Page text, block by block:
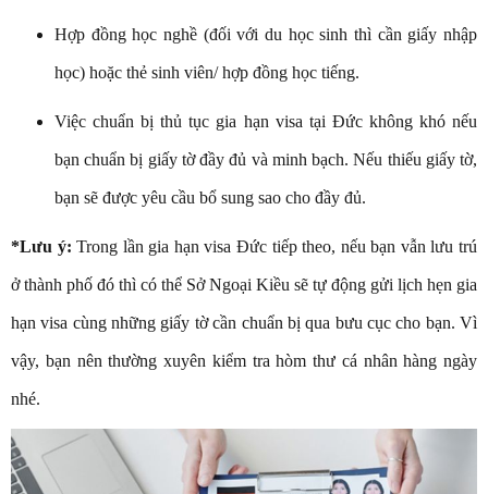
Hợp đồng học nghề (đối với du học sinh thì cần giấy nhập
học) hoặc thẻ sinh viên/ hợp đồng học tiếng.
Việc chuẩn bị thủ tục gia hạn visa tại Đức không khó nếu
bạn chuẩn bị giấy tờ đầy đủ và minh bạch. Nếu thiếu giấy tờ,
bạn sẽ được yêu cầu bổ sung sao cho đầy đủ.
*Lưu ý: Trong lần gia hạn visa Đức tiếp theo, nếu bạn vẫn lưu trú
ở thành phố đó thì có thể Sở Ngoại Kiều sẽ tự động gửi lịch hẹn gia
hạn visa cùng những giấy tờ cần chuẩn bị qua bưu cục cho bạn. Vì
vậy, bạn nên thường xuyên kiểm tra hòm thư cá nhân hàng ngày
nhé.